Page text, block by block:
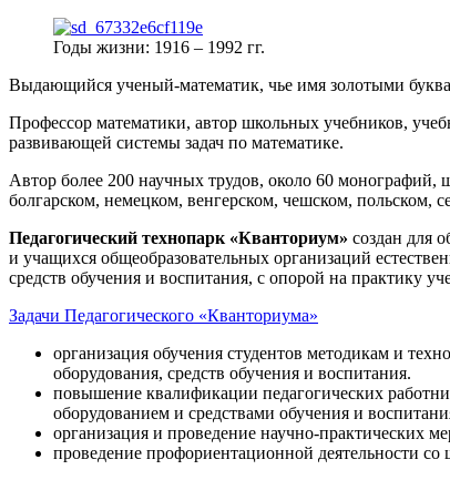
Годы жизни: 1916 – 1992 гг.
Выдающийся ученый-математик, чье имя золотыми
Профессор математики, автор школьных учебников,
развивающей системы задач по математике.
Автор более 200 научных трудов, около 60 монографий,
болгарском, немецком, венгерском, чешском, польском,
Педагогический технопарк «Кванториум» создан для
и учащихся общеобразовательных организаций
средств обучения и воспитания, с опорой на практику
Задачи Педагогического «Кванториума»
организация обучения студентов методикам и
оборудования, средств обучения и воспитания.
повышение квалификации педагогических
оборудованием и средствами обучения и
организация и проведение научно-практических
проведение профориентационной деятельности